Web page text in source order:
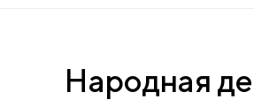
Народная